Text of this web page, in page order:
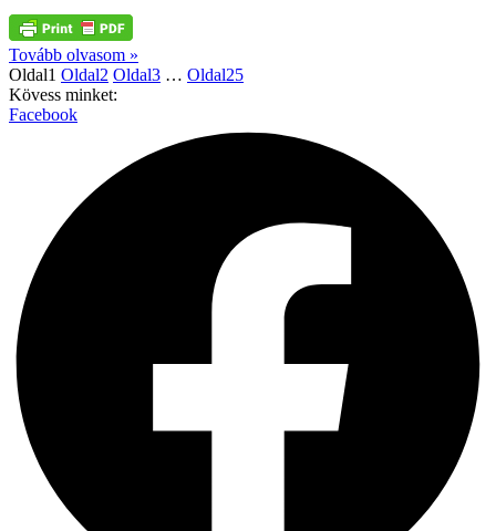
Tovább olvasom »
Oldal1 Oldal2 Oldal3 … Oldal25
Kövess minket:
Facebook